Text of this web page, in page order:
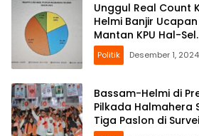
Unggul Real Count
Helmi Banjir
Mantan KPU Hal-Sel.
Politik Desember 1, 2024
Bassam-Helmi di
Pilkada Halmahera
Tiga Paslon di